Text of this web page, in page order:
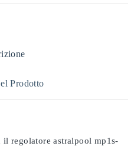
Prodotto
regolatore astralpool mp1s-